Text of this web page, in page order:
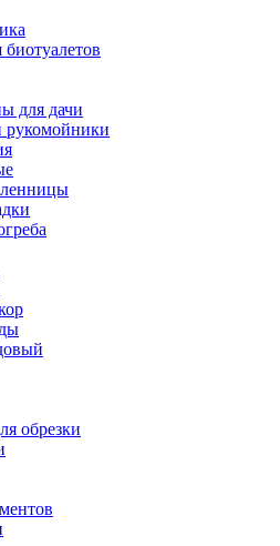
для дачи
обрезки